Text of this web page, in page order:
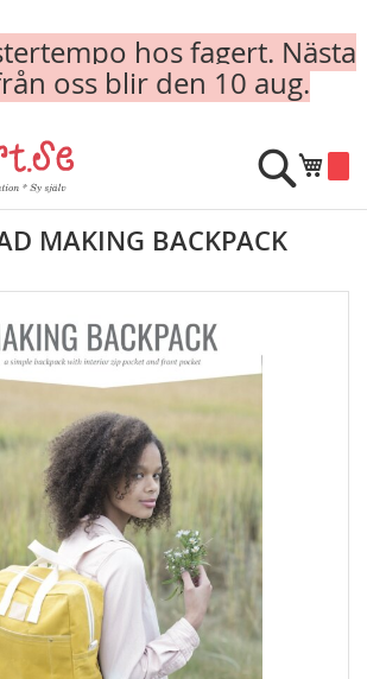
hos fagert. Nästa
oss blir den 10 aug.
Min
Sök
MAKING BACKPACK